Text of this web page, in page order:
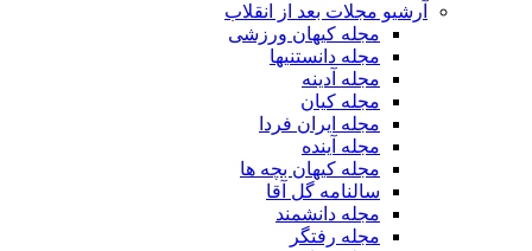
آرشیو مجلات بعد از انقلاب
مجله کیهان ورزشی
مجله دانستنیها
مجله آدینه
مجله کیان
مجله ایران فردا
مجله آینده
مجله کیهان بچه ها
سالنامه گل آقا
مجله دانشمند
مجله رفتگر